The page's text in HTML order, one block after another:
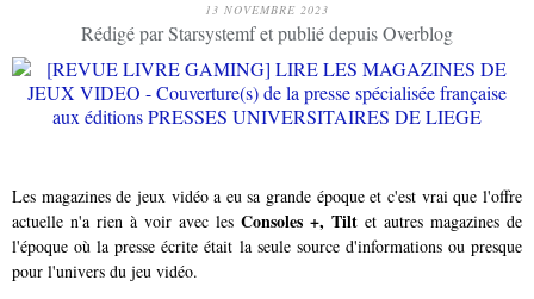
13 NOVEMBRE 2023
Rédigé par Starsystemf et publié depuis Overblog
Les magazines de jeux vidéo a eu sa grande époque et c'est vrai que l'offre
actuelle n'a rien à voir avec les Consoles +, Tilt et autres magazines de
l'époque où la presse écrite était la seule source d'informations ou presque
pour l'univers du jeu vidéo.